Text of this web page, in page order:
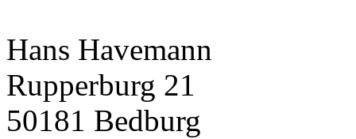
Hans Havemann
Rupperburg 21
50181 Bedburg